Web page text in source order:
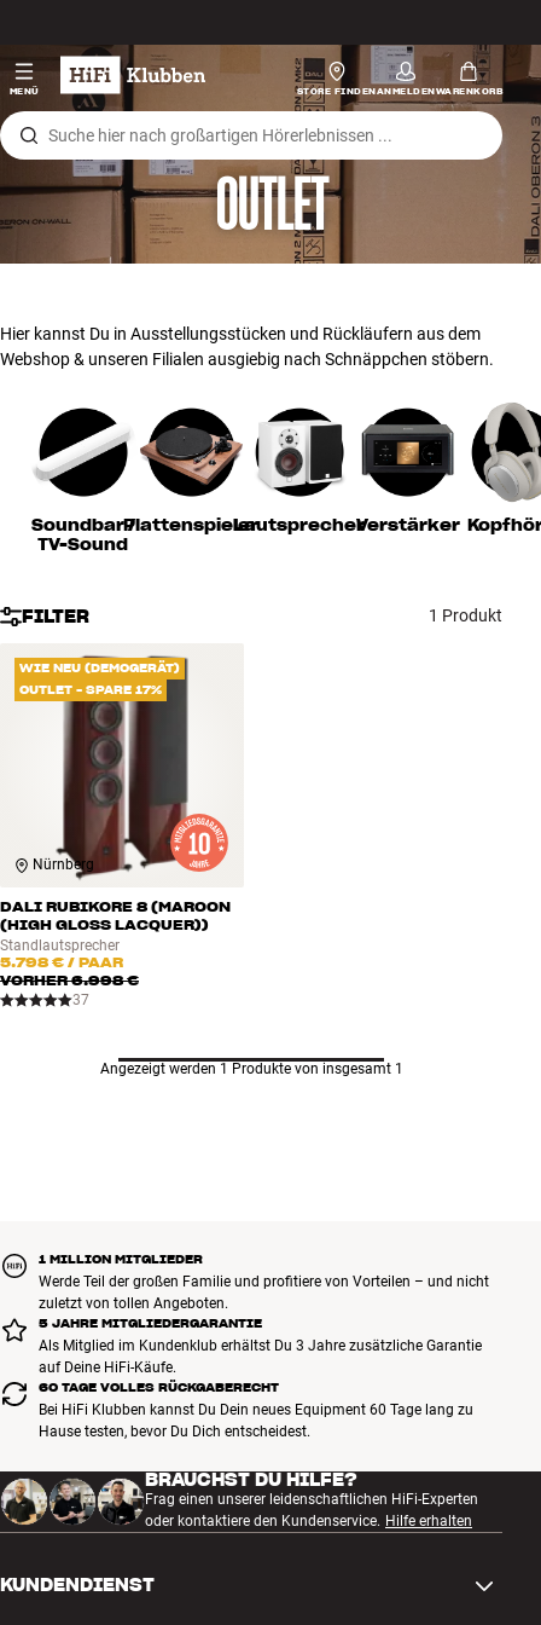
MENÜ STORE FINDENANMELDENWARENKORB
Hi-Fi
Lautsprecher
Plattenspieler
Kopfhörer
Surround
Systeme
Kabel
INSPIRATION
MARKEN
NEUHEITEN
ANGEBOTE
Store Finden
Anmelden
Kundendienst
Bauen mit Klang
OUTLET
Hier kannst Du in Ausstellungsstücken und Rückläufern aus dem
Webshop & unseren Filialen ausgiebig nach Schnäppchen stöbern.
Soundbar /
TV-Sound
PlattenspielerLautsprecherVerstärker
FILTER 1 Produkt
WIE NEU (DEMOGERÄT)
OUTLET - SPARE 17%
Nürnberg
DALI RUBIKORE 8 (MAROON
(HIGH GLOSS LACQUER))
Standlautsprecher
5.798 € / PAAR
VORHER6.998 €
37
Angezeigt werden 1 Produkte von insgesamt 1
1 MILLION MITGLIEDER
Werde Teil der großen Familie und profitiere von Vorteilen – und nicht
zuletzt von tollen Angeboten.
5 JAHRE MITGLIEDERGARANTIE
Als Mitglied im Kundenklub erhältst Du 3 Jahre zusätzliche Garantie
auf Deine HiFi-Käufe.
60 TAGE VOLLES RÜCKGABERECHT
Bei HiFi Klubben kannst Du Dein neues Equipment 60 Tage lang zu
Hause testen, bevor Du Dich entscheidest.
BRAUCHST DU HILFE?
Frag einen unserer leidenschaftlichen HiFi-Experten
oder kontaktiere den Kundenservice. Hilfe erhalten
KUNDENDIENST